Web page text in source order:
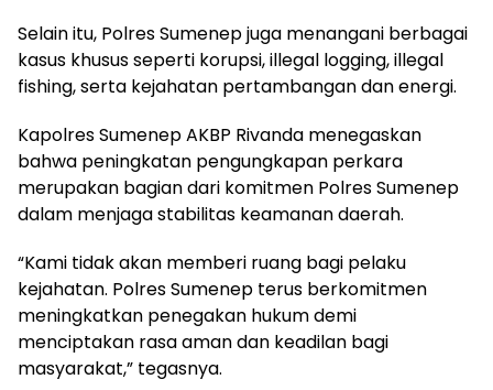
Selain itu, Polres Sumenep juga menangani berbagai
kasus khusus seperti korupsi, illegal logging, illegal
fishing, serta kejahatan pertambangan dan energi.
Kapolres Sumenep AKBP Rivanda menegaskan
bahwa peningkatan pengungkapan perkara
merupakan bagian dari komitmen Polres Sumenep
dalam menjaga stabilitas keamanan daerah.
“Kami tidak akan memberi ruang bagi pelaku
kejahatan. Polres Sumenep terus berkomitmen
meningkatkan penegakan hukum demi
menciptakan rasa aman dan keadilan bagi
masyarakat,” tegasnya.